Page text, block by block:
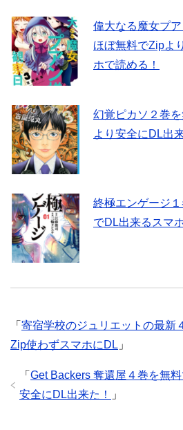
偉大なる魔女プ
ほぼ無料でZipよ
ホで読める！
幻覚ピカソ２巻
より安全にDL出
終極エンゲージ
でDL出来るスマ
「 寄宿学校のジュリエットの最新
Zip使わずスマホにDL 」
「 Get Backers 奪還屋４巻を無
安全にDL出来た！
」